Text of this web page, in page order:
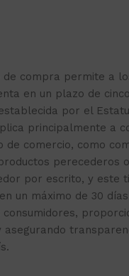
compra permite a
en un plazo de
por el
principalmente a
de comercio, como
perecederos
por escrito, y este
un máximo de 30